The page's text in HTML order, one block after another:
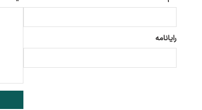
رایانامه